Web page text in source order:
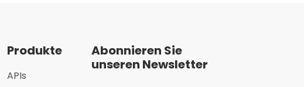
Produkte
APIs
Abonnieren Sie
unseren Newsletter